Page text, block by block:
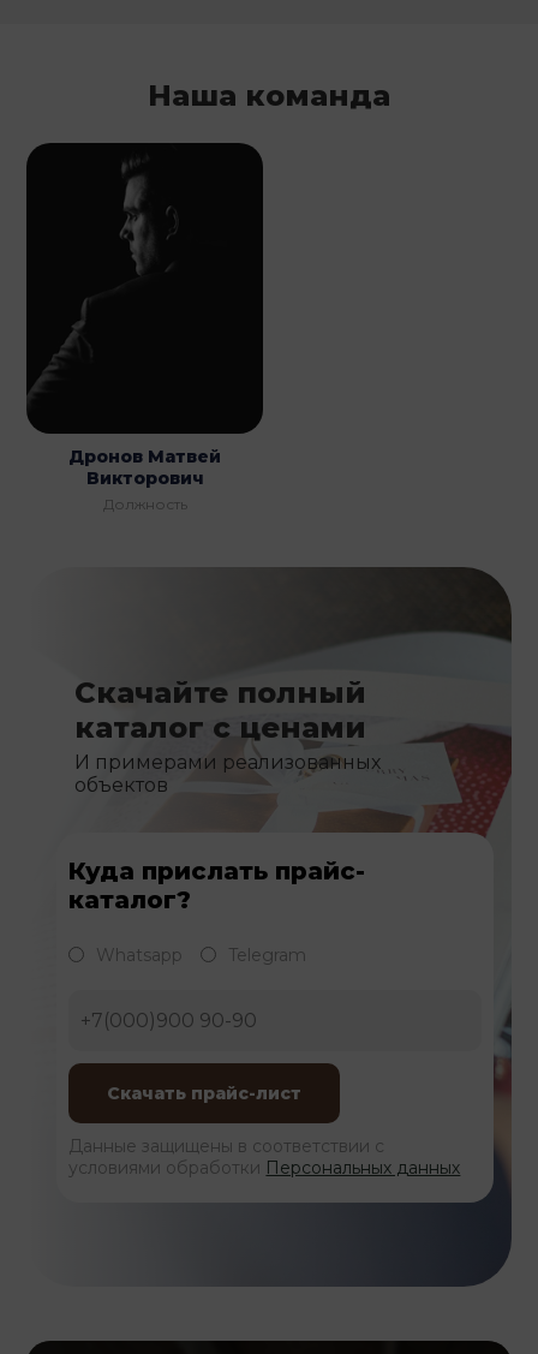
Наша команда
Дронов Матвей
Викторович
Должность
Скачайте полный
каталог с ценами
И примерами реализованных
объектов
Куда прислать прайс-
каталог?
Whatsapp Telegram
Данные защищены в соответствии с
условиями обработки Персональных данных